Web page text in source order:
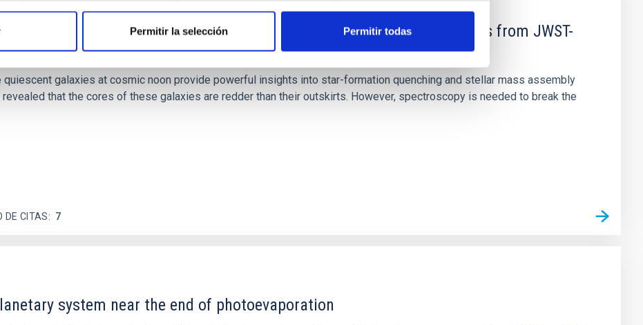
Permitir la selección Permitir todas
galaxies at 1.2 ≲ z ≲ 2.2: Age, Fe-, and Mg-abundance gradients from JWST-
galaxies at cosmic noon provide powerful insights into star-formation quenching and stellar mass assembly
that the cores of these galaxies are redder than their outskirts. However, spectroscopy is needed to break the
DE CITAS 7
system near the end of photoevaporation